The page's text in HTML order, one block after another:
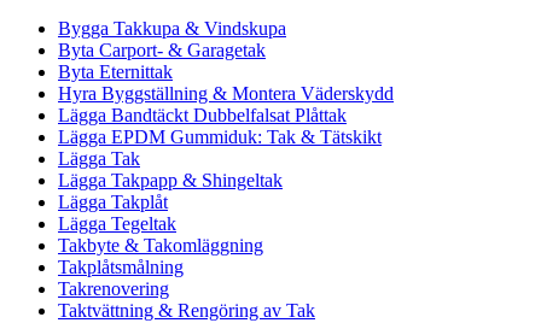
Bygga Takkupa & Vindskupa
Byta Carport- & Garagetak
Byta Eternittak
Hyra Byggställning & Montera Väderskydd
Lägga Bandtäckt Dubbelfalsat Plåttak
Lägga EPDM Gummiduk: Tak & Tätskikt
Lägga Tak
Lägga Takpapp & Shingeltak
Lägga Takplåt
Lägga Tegeltak
Takbyte & Takomläggning
Takplåtsmålning
Takrenovering
Taktvättning & Rengöring av Tak